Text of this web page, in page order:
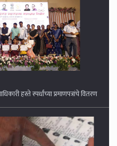
हस्ते स्पर्धांच्या प्रमाणपत्रांचे वितरण